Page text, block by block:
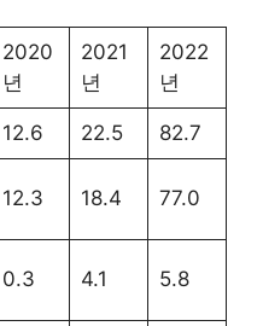
2020
년
2021
년
2022
년
12.6 22.5 82.7
12.3 18.4 77.0
0.3 4.1 5.8